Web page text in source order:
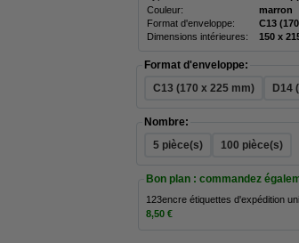
Couleur:
marron
Format d'enveloppe:
C13
Dimensions intérieures:
150 x
Format d'enveloppe:
C13 (170 x 225 mm)
D14
Nombre:
5 pièce(s)
100 pièce(s)
Bon plan : commandez
8,50 €